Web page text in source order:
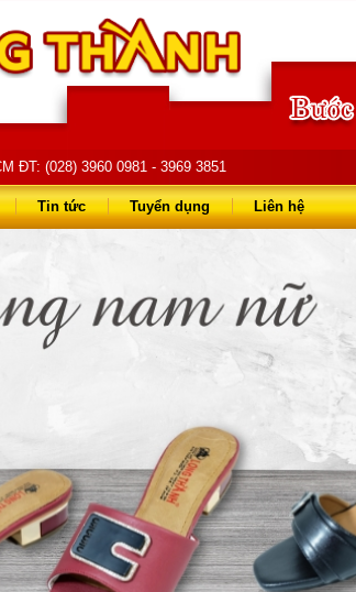
ĐT: (028) 3960 0981 - 3969 3851
Tin tức Tuyển dụng Liên hệ